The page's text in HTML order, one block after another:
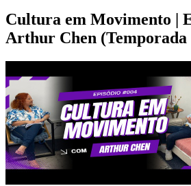
Cultura em Movimento |
Arthur Chen (Temporada